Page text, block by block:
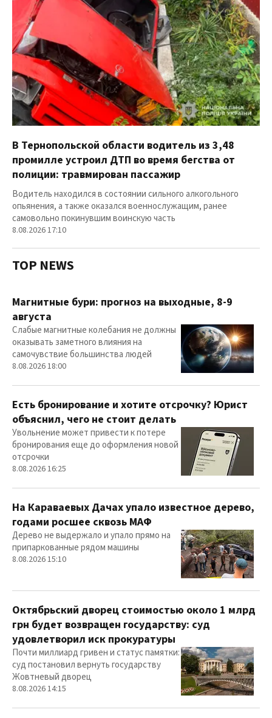
В Тернопольской области водитель из 3,48
промилле устроил ДТП во время бегства от
полиции: травмирован пассажир
Водитель находился в состоянии сильного алкогольного
опьянения, а также оказался военнослужащим, ранее
самовольно покинувшим воинскую часть
8.08.2026 17:10
TOP NEWS
Магнитные бури: прогноз на выходные, 8-9
августа
Слабые магнитные колебания не должны
оказывать заметного влияния на
самочувствие большинства людей
8.08.2026 18:00
Есть бронирование и хотите отсрочку? Юрист
объяснил, чего не стоит делать
Увольнение может привести к потере
бронирования еще до оформления новой
отсрочки
8.08.2026 16:25
На Караваевых Дачах упало известное дерево,
годами росшее сквозь МАФ
Дерево не выдержало и упало прямо на
припаркованные рядом машины
8.08.2026 15:10
Октябрьский дворец стоимостью около 1 млрд
грн будет возвращен государству: суд
удовлетворил иск прокуратуры
Почти миллиард гривен и статус памятки:
суд постановил вернуть государству
Жовтневый дворец
8.08.2026 14:15